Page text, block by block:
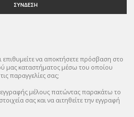
ΣΥΝΔΕΣΗ
επιθυμείτε να αποκτήσετε πρόσβαση στο
μας καταστήματος μέσω του οποίου
παραγγελίες σας;
μέλους πατώντας παρακάτω το
σας και να αιτηθείτε την εγγραφή